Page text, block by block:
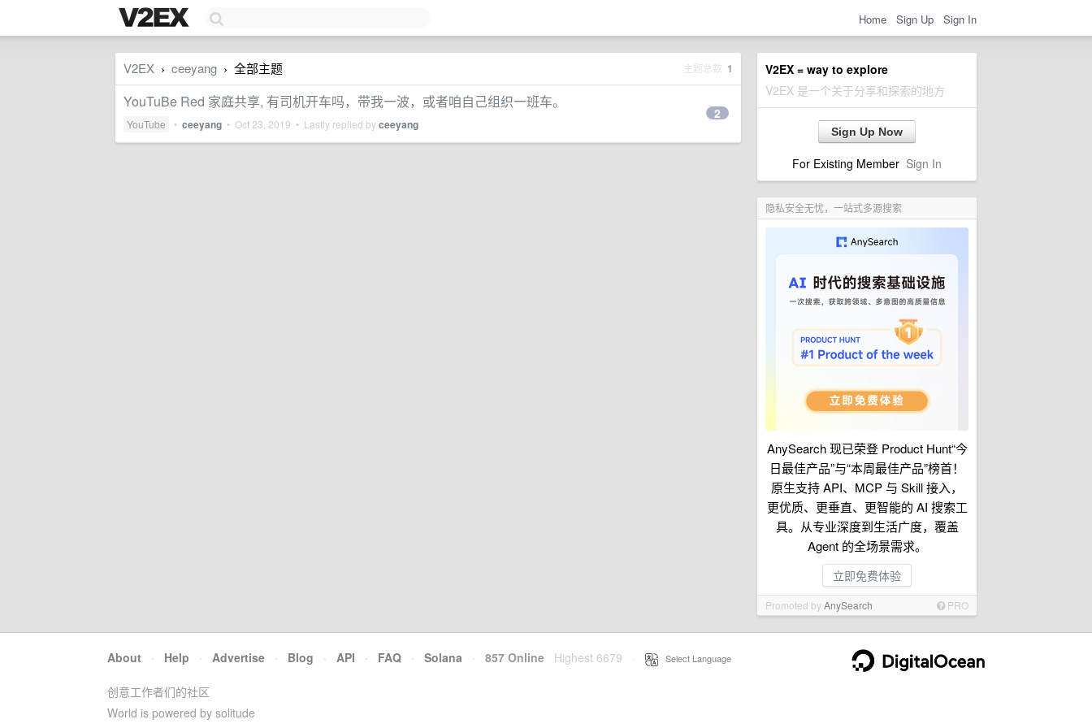
Home Sign Up Sign In
V2EX = way to explore
V2EX 是一个关于分享和探索的地方
Sign Up Now
For Existing Member Sign In
隐私安全无忧，一站式多源搜索
AnySearch 现已荣登 Product Hunt“今
日最佳产品”与“本周最佳产品”榜首！
原生支持 API、MCP 与 Skill 接入，
更优质、更垂直、更智能的 AI 搜索工
具。从专业深度到生活广度，覆盖
Agent 的全场景需求。
立即免费体验
Promoted byAnySearch PRO
V2EX › ceeyang › 全部主题 主题总数 1
YouTuBe Red 家庭共享, 有司机开车吗，带我一波，或者咱自己组织一班车。
YouTube • ceeyang • Oct 23, 2019 • Lastly replied byceeyang
2
About · Help · Advertise · Blog · API · FAQ · Solana · 857 Online Highest 6679 Select Language
创意工作者们的社区
World is powered by solitude